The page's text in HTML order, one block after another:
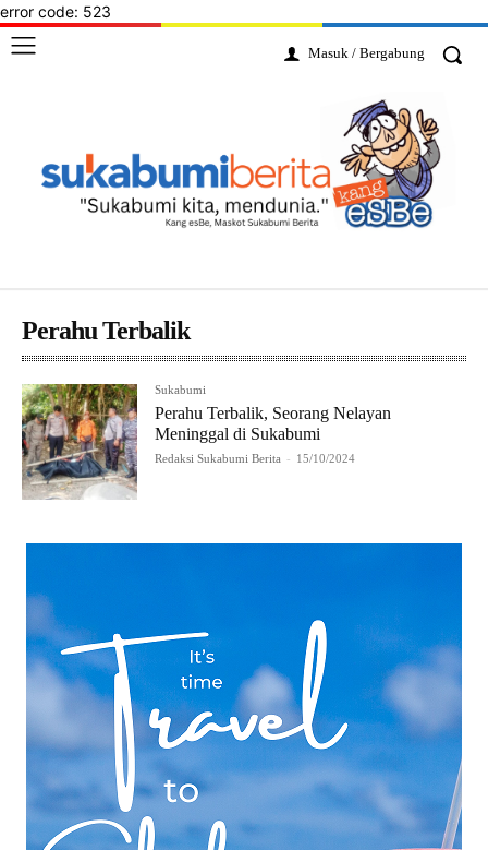
error code: 523
Masuk / Bergabung
Perahu Terbalik
Sukabumi
Perahu Terbalik, Seorang Nelayan
Meninggal di Sukabumi
Redaksi Sukabumi Berita - 15/10/2024